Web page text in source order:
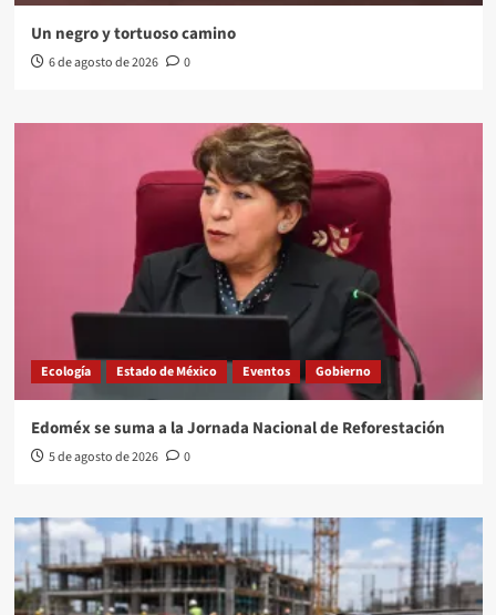
Un negro y tortuoso camino
6 de agosto de 2026 0
Ecología Estado de México Eventos Gobierno
Edoméx se suma a la Jornada Nacional de Reforestación
5 de agosto de 2026 0